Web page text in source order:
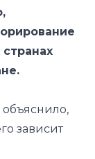
зависит